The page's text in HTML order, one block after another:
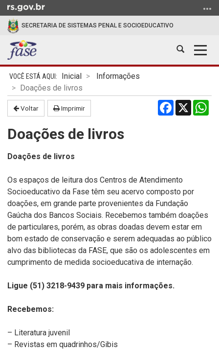
para
conteúdo
para
menu
para
busca
SECRETARIA DE SISTEMAS PENAL E SOCIOEDUCATIVO
Abrir
Início
conteúdo
Inicial
Informações
Doações de livros
Voltar Imprimir Facebook
X
Doações de livros
Doações de livros
Os espaços de leitura dos Centros de Atendimento
Socioeducativo da Fase têm seu acervo composto por
doações, em grande parte provenientes da Fundação
Gaúcha dos Bancos Sociais. Recebemos também doações
de particulares, porém, as obras doadas devem estar em
bom estado de conservação e serem adequadas ao público
alvo das bibliotecas da FASE, que são os adolescentes em
cumprimento de medida socioeducativa de internação.
Ligue (51) 3218-9439 para mais informações.
Recebemos:
– Literatura juvenil
– Revistas em quadrinhos/Gibis